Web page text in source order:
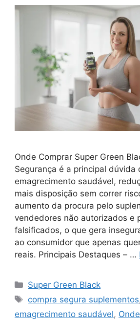
Onde Comprar Super Green
Segurança é a principal dúvida
emagrecimento saudável,
mais disposição sem correr
aumento da procura pelo
vendedores não autorizados e
falsificados, o que gera
ao consumidor que apenas
reais. Principais Destaques – …
Categorias
Super Green Black
Tags
compra segura suplementos
emagrecimento saudável,